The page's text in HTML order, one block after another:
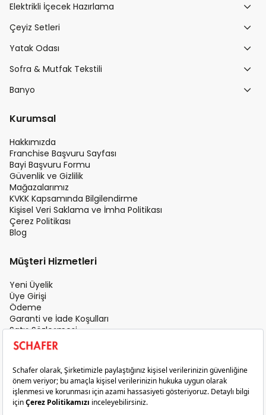
Elektrikli İçecek Hazırlama
Çeyiz Setleri
Yatak Odası
Sofra & Mutfak Tekstili
Banyo
Kurumsal
Hakkımızda
Franchise Başvuru Sayfası
Bayi Başvuru Formu
Güvenlik ve Gizlilik
Mağazalarımız
KVKK Kapsamında Bilgilendirme
Kişisel Veri Saklama ve İmha Politikası
Çerez Politikası
Blog
Müşteri Hizmetleri
Yeni Üyelik
Üye Girişi
Ödeme
Garanti ve İade Koşulları
Satış Sözleşmesi
Üyelik Sözleşmesi
İletişim
Teslimat Koşulları
Gizlilik ve Güvenlik
Sık Sorulan Sorular
Satış Sonrası Hizmet